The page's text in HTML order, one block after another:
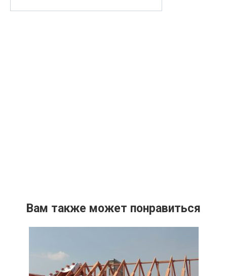
Вам также может понравиться